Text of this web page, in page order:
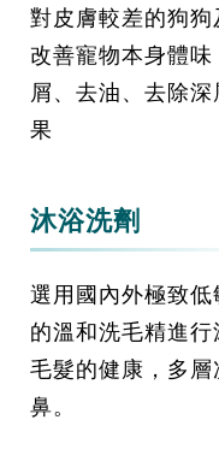
對皮膚較差的狗
改善寵物本身體
屑、去油、去除
果
沐浴洗劑
選用國內外極致
的溫和洗毛精進
毛髮的健康，多
鼻。